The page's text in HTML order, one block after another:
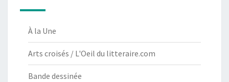
À la Une
Arts croisés / L'Oeil du litteraire.com
Bande dessinée